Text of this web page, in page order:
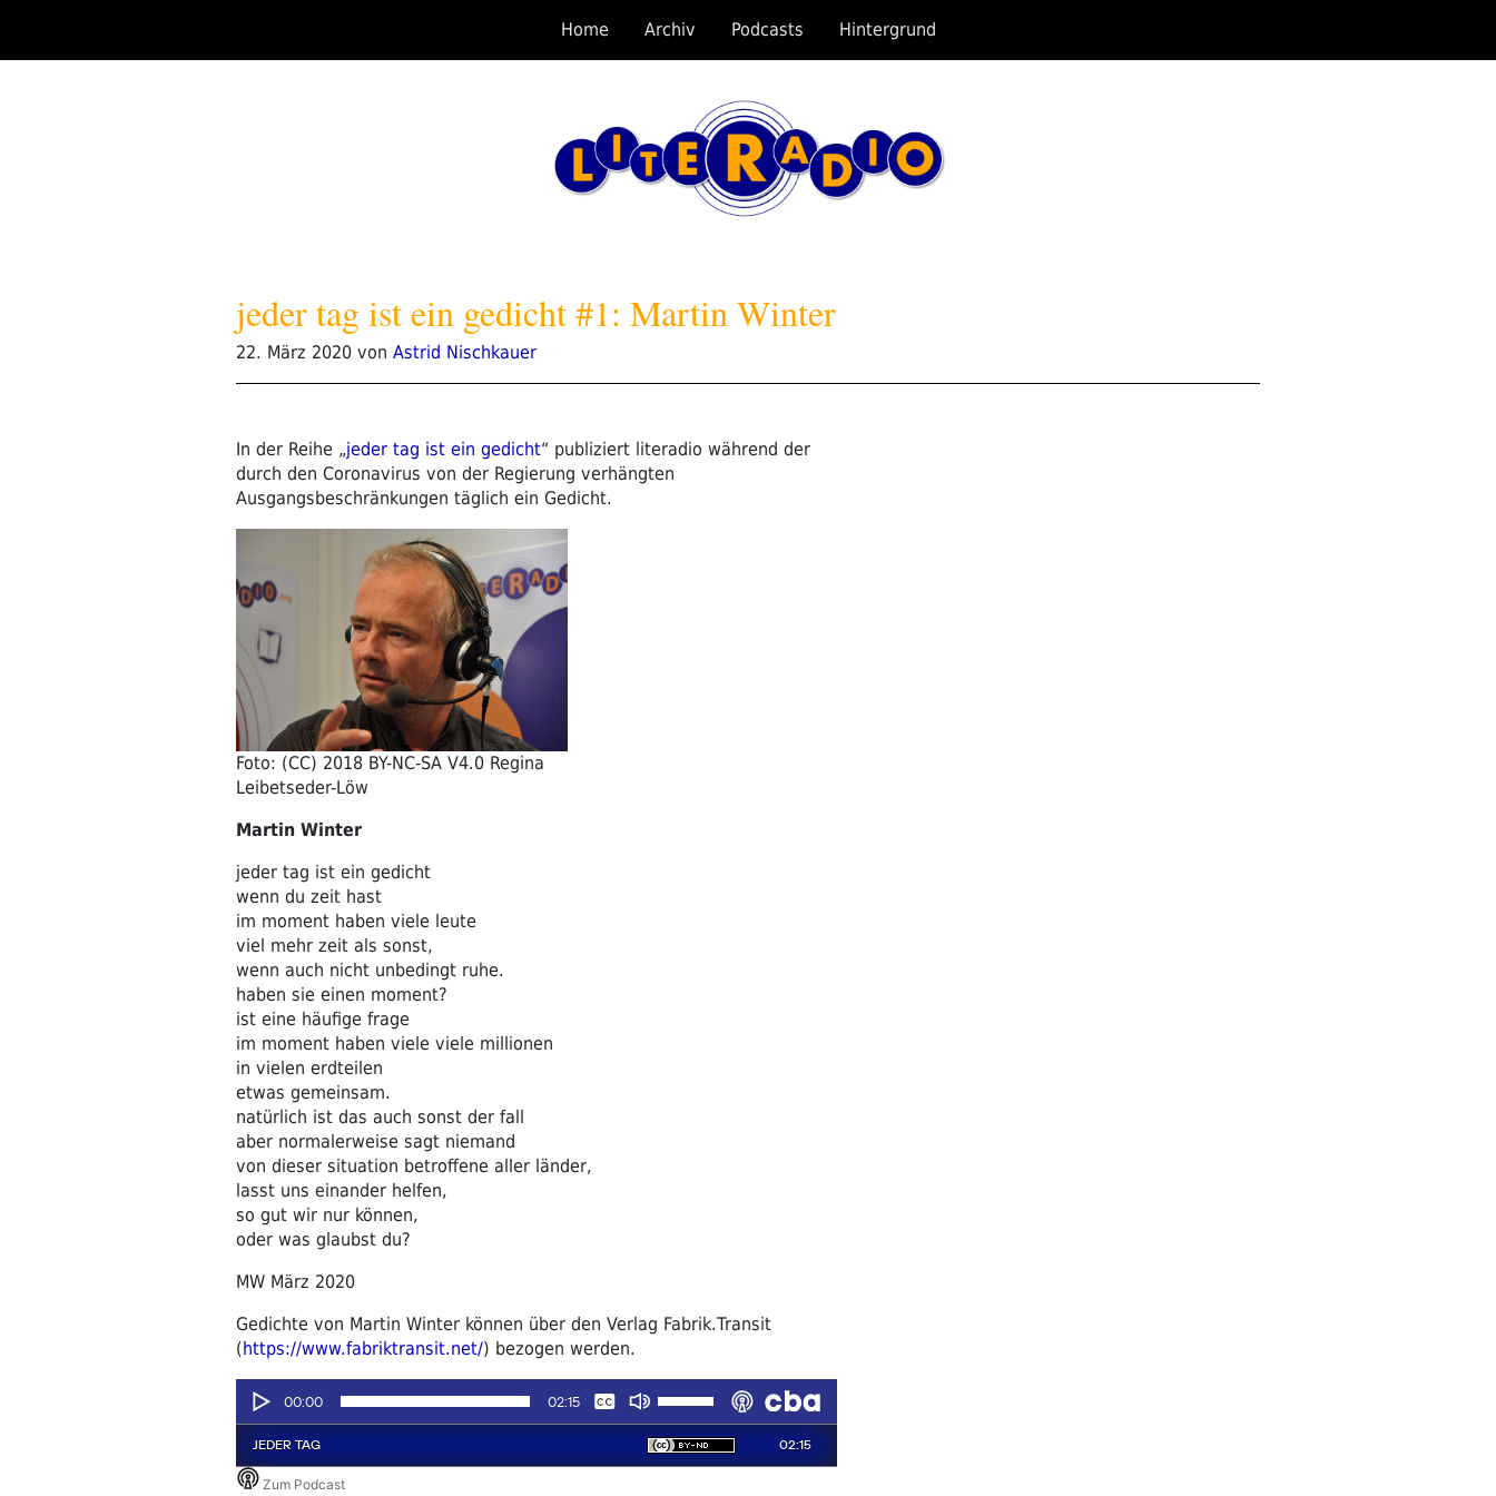
springen
Home Archiv Podcasts Hintergrund
jeder tag ist ein gedicht #1: Martin Winter
22. März 2020Veröffentlicht
von Astrid Nischkauer
In der Reihe „jeder tag ist ein gedicht“ publiziert literadio während der
durch den Coronavirus von der Regierung verhängten
Ausgangsbeschränkungen täglich ein Gedicht.
Foto: (CC) 2018 BY-NC-SA V4.0 Regina
Leibetseder-Löw
Martin Winter
jeder tag ist ein gedicht
wenn du zeit hast
im moment haben viele leute
viel mehr zeit als sonst,
wenn auch nicht unbedingt ruhe.
haben sie einen moment?
ist eine häufige frage
im moment haben viele viele millionen
in vielen erdteilen
etwas gemeinsam.
natürlich ist das auch sonst der fall
aber normalerweise sagt niemand
von dieser situation betroffene aller länder,
lasst uns einander helfen,
so gut wir nur können,
oder was glaubst du?
MW März 2020
Gedichte von Martin Winter können über den Verlag Fabrik.Transit
(https://www.fabriktransit.net/) bezogen werden.